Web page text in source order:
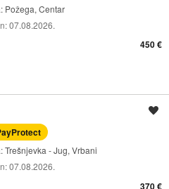
Požega, Centar
07.08.2026.
450 €
Trešnjevka - Jug, Vrbani
07.08.2026.